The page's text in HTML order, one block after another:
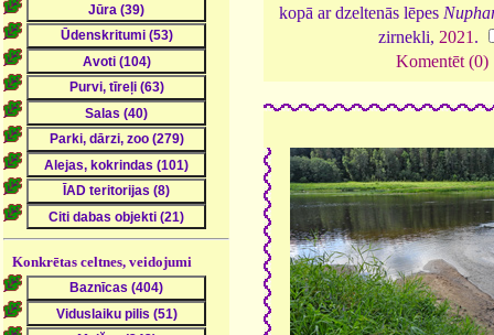
Konkrētas celtnes, veidojumi
kopā ar dzeltenās lēpes
zirnekli, 2021 .
Komentēt (0)